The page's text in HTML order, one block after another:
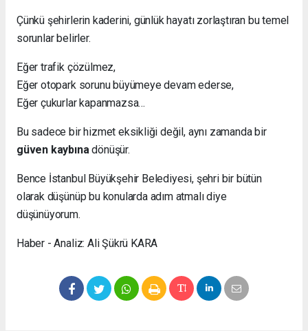
Çünkü şehirlerin kaderini, günlük hayatı zorlaştıran bu temel
sorunlar belirler.
Eğer trafik çözülmez,
Eğer otopark sorunu büyümeye devam ederse,
Eğer çukurlar kapanmazsa…
Bu sadece bir hizmet eksikliği değil, aynı zamanda bir
güven kaybına dönüşür.
Bence İstanbul Büyükşehir Belediyesi, şehri bir bütün
olarak düşünüp bu konularda adım atmalı diye
düşünüyorum.
Haber - Analiz: Ali Şükrü KARA